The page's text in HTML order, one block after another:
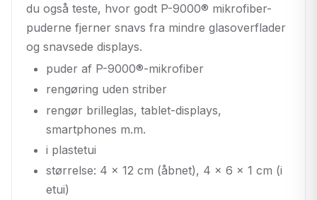
du også teste, hvor godt P-9000® mikrofiber-
puderne fjerner snavs fra mindre glasoverflader
og snavsede displays.
puder af P-9000®-mikrofiber
rengøring uden striber
rengør brilleglas, tablet-displays,
smartphones m.m.
i plastetui
størrelse: 4 x 12 cm (åbnet), 4 x 6 x 1 cm (i
etui)